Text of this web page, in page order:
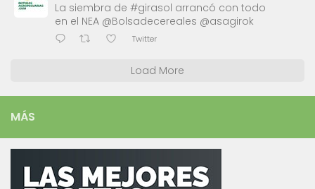
La siembra de #girasol arrancó con todo
en el NEA @Bolsadecereales @asagirok
Twitter
Load More
MÁS